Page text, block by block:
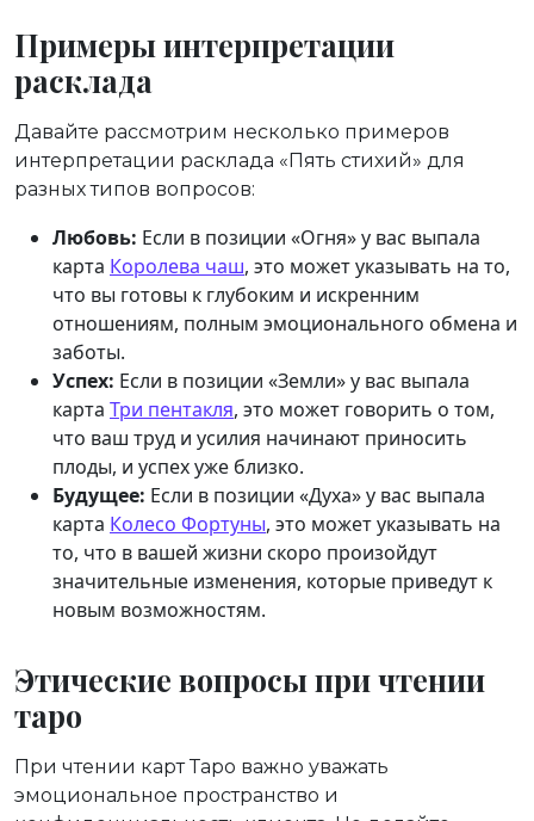
Примеры интерпретации
расклада
Давайте рассмотрим несколько примеров
интерпретации расклада «Пять стихий» для
разных типов вопросов:
Любовь: Если в позиции «Огня» у вас выпала
карта Королева чаш, это может указывать на то,
что вы готовы к глубоким и искренним
отношениям, полным эмоционального обмена и
заботы.
Успех: Если в позиции «Земли» у вас выпала
карта Три пентакля, это может говорить о том,
что ваш труд и усилия начинают приносить
плоды, и успех уже близко.
Будущее: Если в позиции «Духа» у вас выпала
карта Колесо Фортуны, это может указывать на
то, что в вашей жизни скоро произойдут
значительные изменения, которые приведут к
новым возможностям.
Этические вопросы при чтении
таро
При чтении карт Таро важно уважать
эмоциональное пространство и